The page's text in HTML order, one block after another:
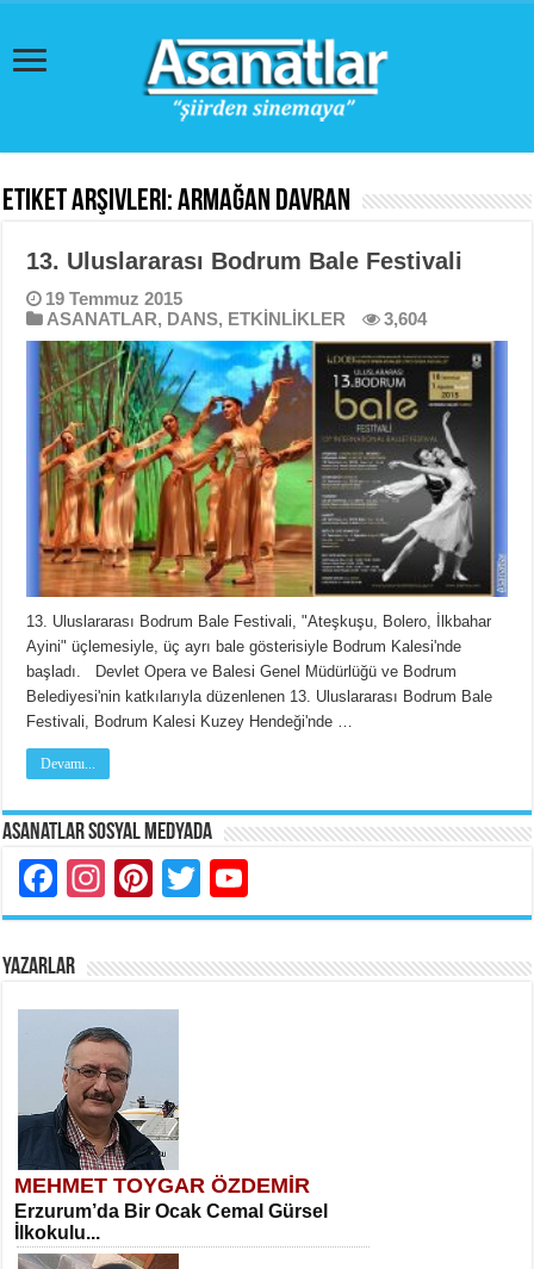
Etiket Arşivleri:Armağan Davran
13. Uluslararası Bodrum Bale Festivali
19 Temmuz 2015
ASANATLAR, DANS, ETKİNLİKLER 3,604
13. Uluslararası Bodrum Bale Festivali, "Ateşkuşu, Bolero, İlkbahar
Ayini" üçlemesiyle, üç ayrı bale gösterisiyle Bodrum Kalesi'nde
başladı. Devlet Opera ve Balesi Genel Müdürlüğü ve Bodrum
Belediyesi'nin katkılarıyla düzenlenen 13. Uluslararası Bodrum Bale
Festivali, Bodrum Kalesi Kuzey Hendeği'nde …
Devamı...
Asanatlar Sosyal Medyada
Facebook
Instagram
Pinterest
Twitter
YAZARLAR
MEHMET TOYGAR ÖZDEMİR
Erzurum’da Bir Ocak Cemal Gürsel
İlkokulu...